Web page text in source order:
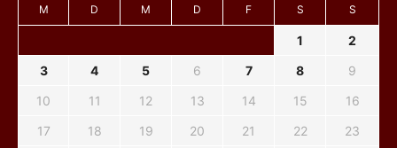
M D M D F S S
1
2
3
4 5 6 7 8
9
10
11 12 13 14 15
16
17
18 19 20 21 22
23